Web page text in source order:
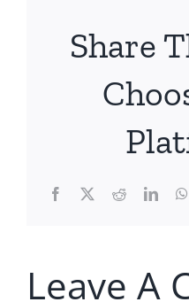
Share
Facebook
X Reddit
Leave A